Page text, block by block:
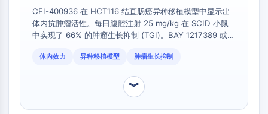
ATTECs
AUTACs
AUTOTACs
靶蛋白配体-连接子共轭物
PROTAC靶蛋白配体
CFI-400936 在 HCT116 结直肠癌异种移植模型中显示出
体内抗肿瘤活性。每日腹腔注射 25 mg/kg 在 SCID 小鼠
中实现了 66% 的肿瘤生长抑制 (TGI)。BAY 1217389 或
这使得该数据成为该化合物的独特基准。
体内效力 异种移植模型 肿瘤生长抑制
︾